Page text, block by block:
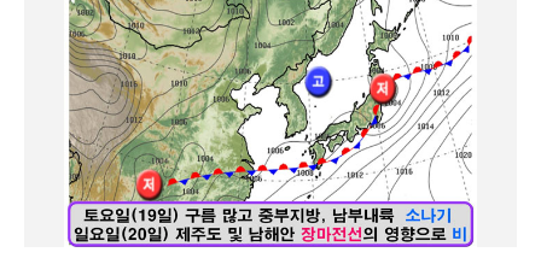
의 주기로 한반도 및 동북아시아 지역의 기상관측이 가능
해져 집중호우, 태풍, 낙뢰 등 큰 피해가 동반되는 위험기
상을 조기에 탐지할 수 있게 된다. 또한 천리안 위성은 산
악, 해양 등 기존 기상관측 공백지역에서 고품질의 위성자
료를 생산하고, 수집된 위성자료는 수치예보모델의 초기
입력 자료로 활용되어 기상예보의 품질 향상에도 기여할
것이다. 천리안 위성 발사로 우리나라는 세계 7번째로 독